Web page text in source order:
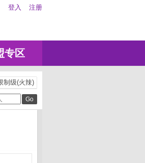
登入 注册
专区
制级(火辣)